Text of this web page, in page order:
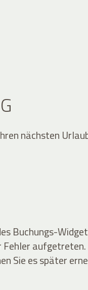
nächsten
Buchungs-
aufgetreten.
Sie es später